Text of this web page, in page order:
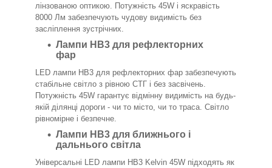
лінзованою оптикою. Потужність 45W і яскравість
8000 Лм забезпечують чудову видимість без
засліплення зустрічних.
Лампи HB3 для рефлекторних
фар
LED лампи HB3 для рефлекторних фар забезпечують
стабільне світло з рівною СТГ і без засвічень.
Потужність 45W гарантує відмінну видимість на будь-
якій ділянці дороги - чи то місто, чи то траса. Світло
рівномірне і безпечне.
Лампи HB3 для ближнього і
дальнього світла
Універсальні LED лампи HB3 Kelvin 45W підходять як